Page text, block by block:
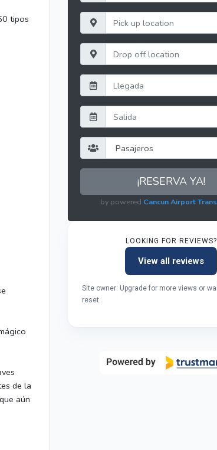
tipos
de la
aún
¡RESERVA YA!
by powered Cancun Airport
LOOKING FOR REVIEWS?
View all reviews
Site owner: Upgrade for more views or
reset.